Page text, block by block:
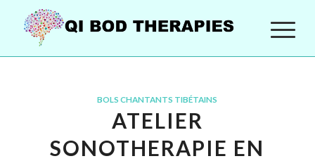
BOLS CHANTANTS TIBÉTAINS
ATELIER
SONOTHERAPIE EN